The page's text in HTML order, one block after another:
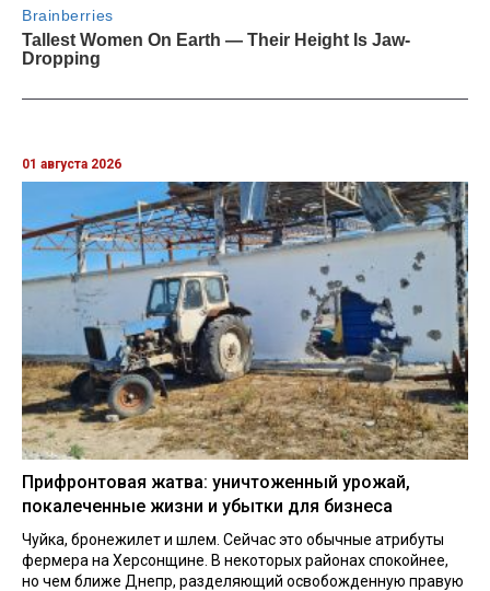
01 августа 2026
Прифронтовая жатва: уничтоженный урожай,
покалеченные жизни и убытки для бизнеса
Чуйка, бронежилет и шлем. Сейчас это обычные атрибуты
фермера на Херсонщине. В некоторых районах спокойнее,
но чем ближе Днепр, разделяющий освобожденную правую